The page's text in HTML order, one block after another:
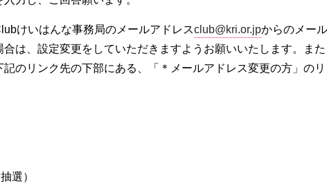
けいはんな事務局のメールアドレスclub@kri.or.jpからのメー
は、設定変更をしていただきますようお願いいたします。ま
のリンク先の下部にある、「＊メールアドレス変更の方」の
選）